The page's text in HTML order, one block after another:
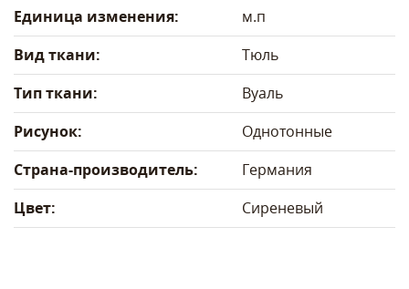
Единица изменения:
м.п
Вид ткани:
Тюль
Тип ткани:
Вуаль
Рисунок:
Однотонные
Страна-производитель:
Германия
Цвет:
Сиреневый